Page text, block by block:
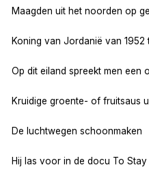
Maagden uit het noorden op
Koning van Jordanië van 1952
Op dit eiland spreekt men een
Kruidige groente- of fruitsaus
De luchtwegen schoonmaken
Hij las voor in de docu To Stay